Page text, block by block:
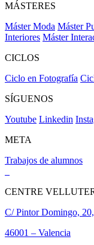
MÁSTERES
Máster Moda Máster
Interiores Máster
CICLOS
Ciclo en Fotografía
SÍGUENOS
Youtube Linkedin
META
Trabajos de alumnos
CENTRE
C/ Pintor Domingo, 20,
46001 – Valencia